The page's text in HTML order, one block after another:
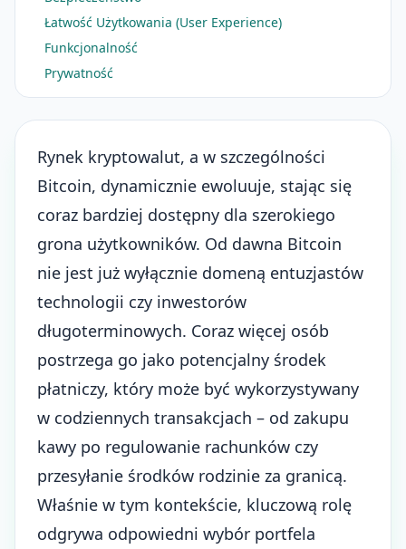
Łatwość Użytkowania (User Experience)
Funkcjonalność
Prywatność
Rynek kryptowalut, a w szczególności
Bitcoin, dynamicznie ewoluuje, stając się
coraz bardziej dostępny dla szerokiego
grona użytkowników. Od dawna Bitcoin
nie jest już wyłącznie domeną entuzjastów
technologii czy inwestorów
długoterminowych. Coraz więcej osób
postrzega go jako potencjalny środek
płatniczy, który może być wykorzystywany
w codziennych transakcjach – od zakupu
kawy po regulowanie rachunków czy
przesyłanie środków rodzinie za granicą.
Właśnie w tym kontekście, kluczową rolę
odgrywa odpowiedni wybór portfela